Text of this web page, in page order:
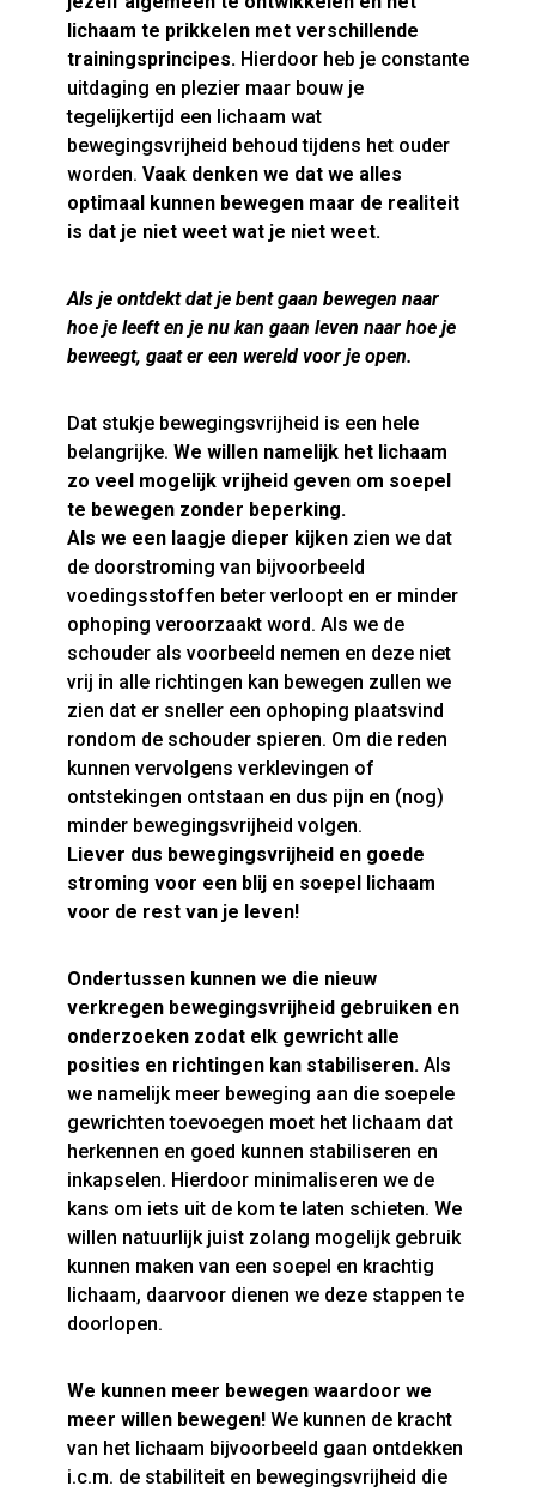
lichaam te prikkelen met verschillende
trainingsprincipes. Hierdoor heb je constante
uitdaging en plezier maar bouw je
tegelijkertijd een lichaam wat
bewegingsvrijheid behoud tijdens het ouder
worden. Vaak denken we dat we alles
optimaal kunnen bewegen maar de realiteit
is dat je niet weet wat je niet weet.
Als je ontdekt dat je bent gaan bewegen naar
hoe je leeft en je nu kan gaan leven naar hoe je
beweegt, gaat er een wereld voor je open.
Dat stukje bewegingsvrijheid is een hele
belangrijke. We willen namelijk het lichaam
zo veel mogelijk vrijheid geven om soepel
te bewegen zonder beperking.
Als we een laagje dieper kijken zien we dat
de doorstroming van bijvoorbeeld
voedingsstoffen beter verloopt en er minder
ophoping veroorzaakt word. Als we de
schouder als voorbeeld nemen en deze niet
vrij in alle richtingen kan bewegen zullen we
zien dat er sneller een ophoping plaatsvind
rondom de schouder spieren. Om die reden
kunnen vervolgens verklevingen of
ontstekingen ontstaan en dus pijn en (nog)
minder bewegingsvrijheid volgen.
Liever dus bewegingsvrijheid en goede
stroming voor een blij en soepel lichaam
voor de rest van je leven!
Ondertussen kunnen we die nieuw
verkregen bewegingsvrijheid gebruiken en
onderzoeken zodat elk gewricht alle
posities en richtingen kan stabiliseren. Als
we namelijk meer beweging aan die soepele
gewrichten toevoegen moet het lichaam dat
herkennen en goed kunnen stabiliseren en
inkapselen. Hierdoor minimaliseren we de
kans om iets uit de kom te laten schieten. We
willen natuurlijk juist zolang mogelijk gebruik
kunnen maken van een soepel en krachtig
lichaam, daarvoor dienen we deze stappen te
doorlopen.
We kunnen meer bewegen waardoor we
meer willen bewegen! We kunnen de kracht
van het lichaam bijvoorbeeld gaan ontdekken
i.c.m. de stabiliteit en bewegingsvrijheid die